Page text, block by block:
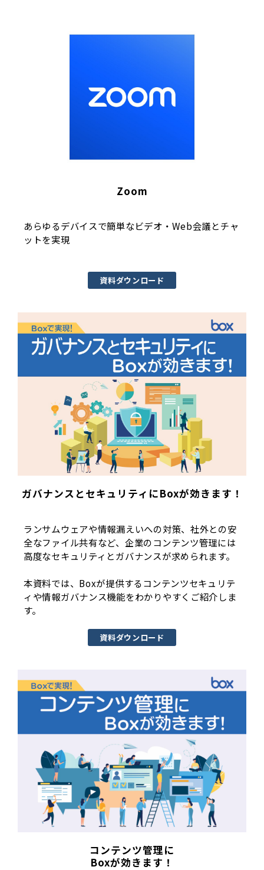
Zoom
あらゆるデバイスで簡単なビデオ・Web会議とチャ
ットを実現
資料ダウンロード
ガバナンスとセキュリティにBoxが効きます！
ランサムウェアや情報漏えいへの対策、社外との安
全なファイル共有など、企業のコンテンツ管理には
高度なセキュリティとガバナンスが求められます。
本資料では、Boxが提供するコンテンツセキュリテ
ィや情報ガバナンス機能をわかりやすくご紹介しま
す。
資料ダウンロード
コンテンツ管理に
Boxが効きます！